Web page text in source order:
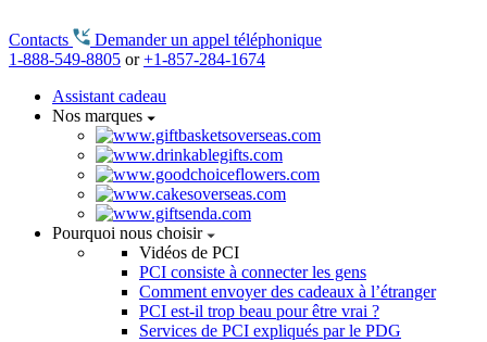
Contacts
Demander un appel téléphonique
1-888-549-8805 or+1-857-284-1674
Assistant cadeau
Nos marques
Pourquoi nous choisir
Vidéos de PCI
PCI consiste à connecter les gens
Comment envoyer des cadeaux à l’étranger
PCI est-il trop beau pour être vrai ?
Services de PCI expliqués par le PDG